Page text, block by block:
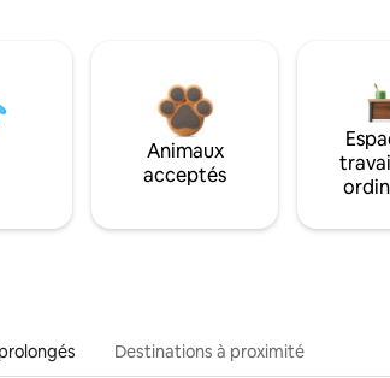
Animaux
acceptés
Destinations à proximité